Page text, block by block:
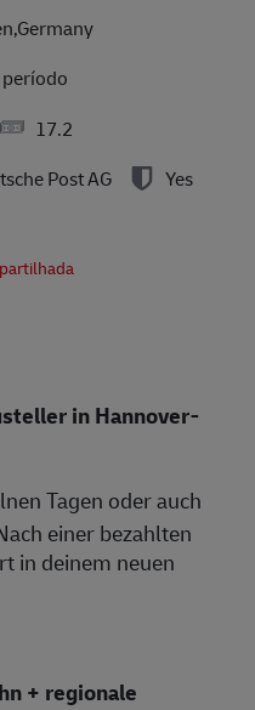
17.2
Post AG Yes
in Hannover-
Tagen oder auch
einer bezahlten
in deinem neuen
+ regionale